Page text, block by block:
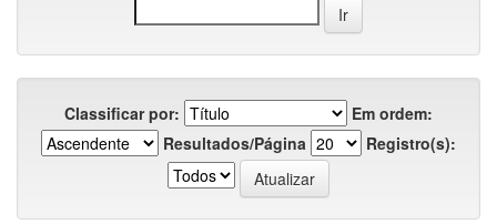
Classificar por:
Em ordem:
Resultados/Página
Registro(s):